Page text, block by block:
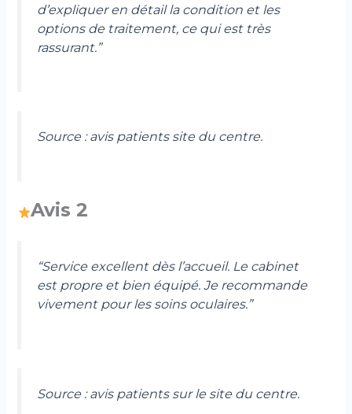
d’expliquer en détail la condition et les
options de traitement, ce qui est très
rassurant.”
Source : avis patients site du centre.
Avis 2
“Service excellent dès l’accueil. Le cabinet
est propre et bien équipé. Je recommande
vivement pour les soins oculaires.”
Source : avis patients sur le site du centre.